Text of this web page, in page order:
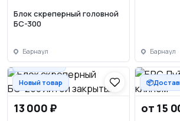
Блок скреперный головной
БС-300
Барнаул
Барнаул
📦Доставка
Новый товар
13 000 ₽ от 15